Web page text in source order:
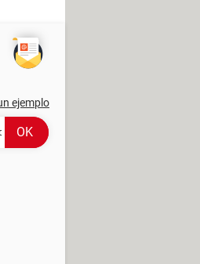
ejemplo